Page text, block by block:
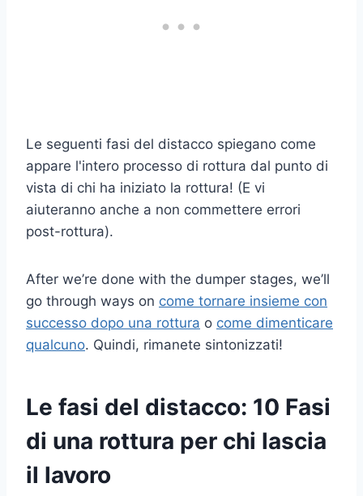
Le seguenti fasi del distacco spiegano come
appare l'intero processo di rottura dal punto di
vista di chi ha iniziato la rottura! (E vi
aiuteranno anche a non commettere errori
post-rottura).
After we’re done with the dumper stages, we’ll
go through ways on come tornare insieme con
successo dopo una rottura o come dimenticare
qualcuno. Quindi, rimanete sintonizzati!
Le fasi del distacco: 10 Fasi
di una rottura per chi lascia
il lavoro